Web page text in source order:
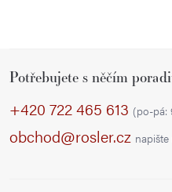
Potřebujete s něčím
+420 722 465 613 (po-pá:
obchod@rosler.cz